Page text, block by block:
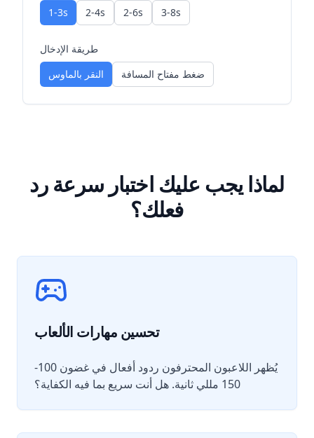
1-3s
2-4s 2-6s 3-8s
طريقة الإدخال
النقر بالماوس
ضغط مفتاح المسافة
لماذا يجب عليك اختبار سرعة رد
فعلك؟
تحسين مهارات الألعاب
يُظهر اللاعبون المحترفون ردود أفعال في غضون 100-
150 مللي ثانية. هل أنت سريع بما فيه الكفاية؟